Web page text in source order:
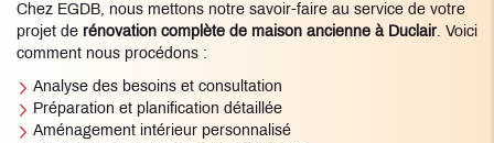
Chez EGDB, nous mettons notre savoir-faire au service de votre
projet de rénovation complète de maison ancienne à Duclair. Voici
comment nous procédons :
Analyse des besoins et consultation
Préparation et planification détaillée
Aménagement intérieur personnalisé